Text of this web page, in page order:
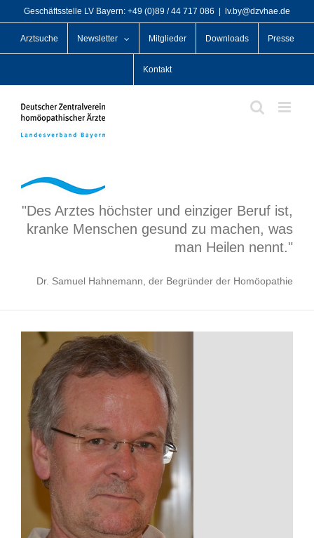
Inhalt
springen
Geschäftsstelle LV Bayern: +49 (0)89 / 44 717 086 lv.by@dzvhae.de
Arztsuche Newsletter Mitglieder Downloads Presse
Kontakt
"Des Arztes höchster und einziger Beruf ist,
kranke Menschen gesund zu machen, was
man Heilen nennt."
Dr. Samuel Hahnemann, der Begründer der Homöopathie